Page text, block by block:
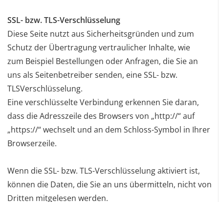
SSL- bzw. TLS-Verschlüsselung
Diese Seite nutzt aus Sicherheitsgründen und zum
Schutz der Übertragung vertraulicher Inhalte, wie
zum Beispiel Bestellungen oder Anfragen, die Sie an
uns als Seitenbetreiber senden, eine SSL- bzw.
TLSVerschlüsselung.
Eine verschlüsselte Verbindung erkennen Sie daran,
dass die Adresszeile des Browsers von „http://“ auf
„https://“ wechselt und an dem Schloss-Symbol in Ihrer
Browserzeile.
Wenn die SSL- bzw. TLS-Verschlüsselung aktiviert ist,
können die Daten, die Sie an uns übermitteln, nichtvon
Dritten mitgelesen werden.